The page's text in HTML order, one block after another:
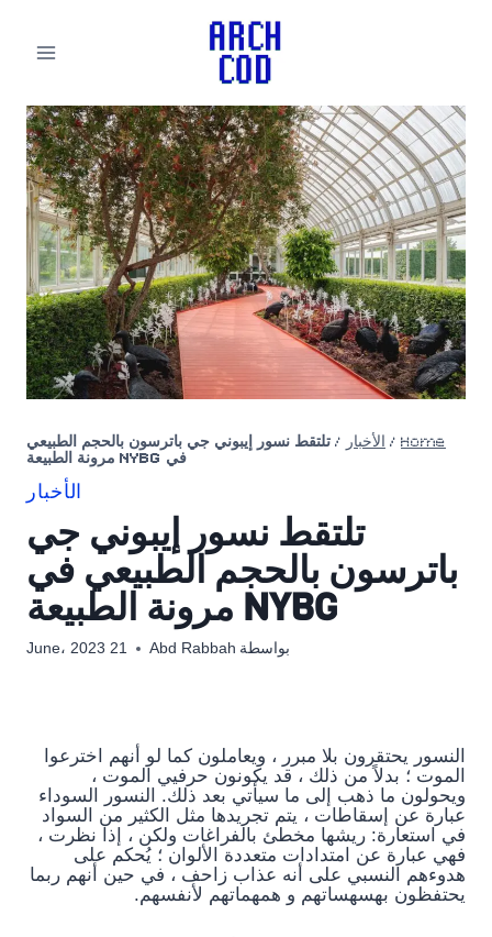
Home
/ الأخبار / تلتقط نسور إيبوني جي باترسون بالحجم الطبيعي
في NYBG مرونة الطبيعة
الأخبار
تلتقط نسور إيبوني جي
باترسون بالحجم الطبيعي في
NYBG مرونة الطبيعة
بواسطة Abd Rabbah 21 June، 2023
النسور يحتقرون بلا مبرر ، ويعاملون كما لو أنهم اخترعوا
الموت ؛ بدلاً من ذلك ، قد يكونون حرفيي الموت ،
ويحولون ما ذهب إلى ما سيأتي بعد ذلك. النسور السوداء
عبارة عن إسقاطات ، يتم تجريدها مثل الكثير من السواد
في استعارة: ريشها مخطئ بالفراغات ولكن ، إذا نظرت ،
فهي عبارة عن امتدادات متعددة الألوان ؛ يُحكم على
هدوءهم النسبي على أنه عذاب زاحف ، في حين أنهم ربما
يحتفظون بهسهساتهم و همهماتهم لأنفسهم.